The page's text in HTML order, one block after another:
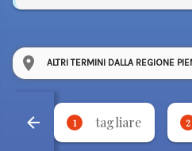
ALTRI TERMINI DALLA REGIONE
1 tagliare 2